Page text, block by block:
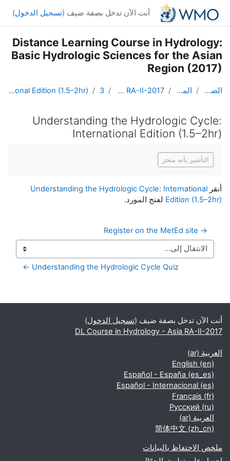
تخطى إلى المحتوى الرئيسي
أنت الآن تدخل بصفة ضيف (تسجيل الدخول)
Distance Learning Course in Hydrology:
Basic Hydrologic Sciences for the Asian
Region (2017)
الصفحة الرئيسية المقررات الدراسية DL Course in Hydrology - Asia RA-II-2017
Topic 3
Understanding the Hydrologic Cycle: International Edition (1.5–2hr)
Understanding the Hydrologic Cycle:
International Edition (1.5–2hr)
التأشير بأنه منجز
أنقر Understanding the Hydrologic Cycle: International
Edition (1.5–2hr) لفتح المورد.
→ Register on the MetEd site
Understanding the Hydrologic Cycle Quiz ←
الكتل التكميلية
أنت الآن تدخل بصفة ضيف (تسجيل الدخول)
DL Course in Hydrology - Asia RA-II-2017
العربية ‎(ar)‎
English ‎(en)‎
Español - España ‎(es_es)‎
Español - Internacional ‎(es)‎
Français ‎(fr)‎
Русский ‎(ru)‎
العربية ‎(ar)‎
简体中文 ‎(zh_cn)‎
ملخص الاحتفاظ بالبيانات